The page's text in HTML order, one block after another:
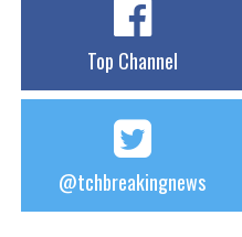
Top Channel
@tchbreakingnews